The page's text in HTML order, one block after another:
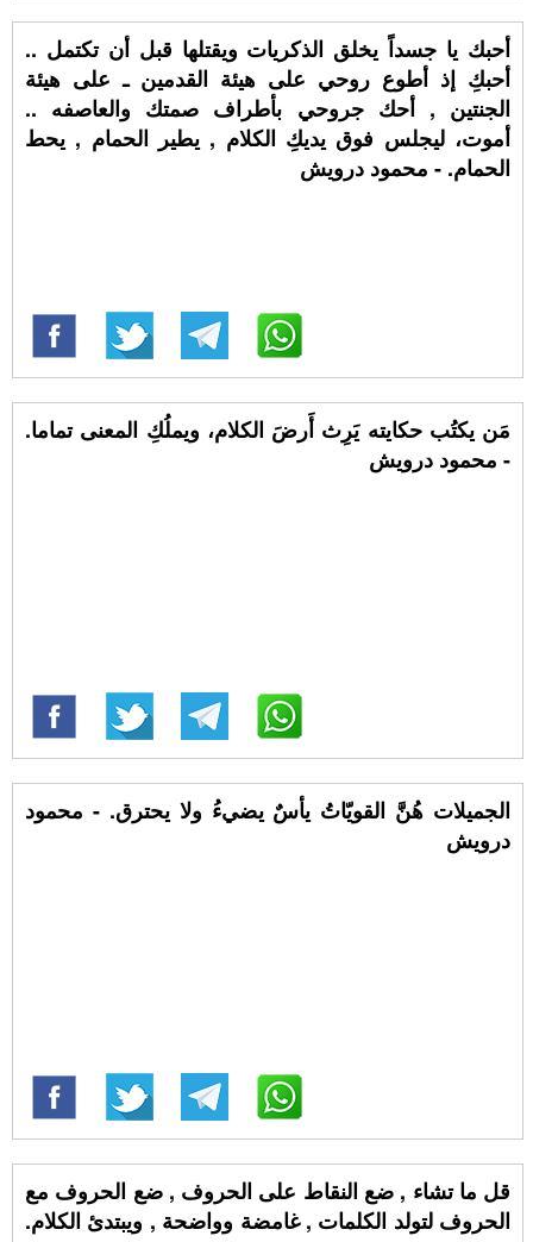
أحبك يا جسداً يخلق الذكريات ويقتلها قبل أن تكتمل ..
أحبكِ إذ أطوع روحي على هيئة القدمين ـ على هيئة
الجنتين , أحك جروحي بأطراف صمتك والعاصفه ..
أموت، ليجلس فوق يديكِ الكلام , يطير الحمام , يحط
الحمام. - محمود درويش
مَن يكتُب حكايته يَرِث أَرضَ الكلام، ويملُكِ المعنى تماما.
- محمود درويش
الجميلات هُنَّ القويّاتُ يأسٌ يضيءُ ولا يحترق. - محمود
درويش
قل ما تشاء , ضع النقاط على الحروف , ضع الحروف مع
الحروف لتولد الكلمات , غامضة وواضحة , ويبتدئ الكلام.